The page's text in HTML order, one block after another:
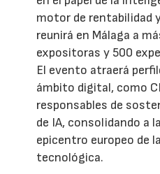
motor de rentabilidad
reunirá en Málaga a
expositoras y 500
El evento atraerá
ámbito digital, como
responsables de
de IA, consolidando a
epicentro europeo de
tecnológica.